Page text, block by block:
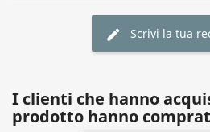
edit Scrivi la tua
I clienti che hanno
prodotto hanno